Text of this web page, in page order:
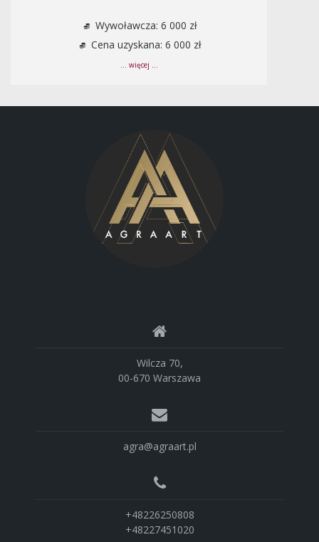
Wywoławcza: 6 000 zł
Cena uzyskana: 6 000 zł
... więcej ...
Wilcza 70,
00-670 Warszawa
agra@agraart.pl
+48226250808
+48227451020